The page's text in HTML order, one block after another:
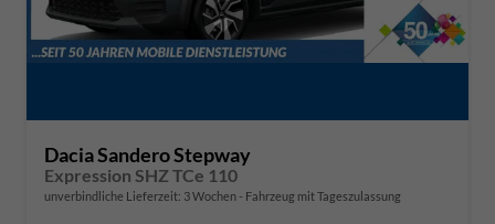
Dacia Sandero Stepway
Expression SHZ TCe 110
unverbindliche Lieferzeit: 3 Wochen Fahrzeug mit Tageszulassung